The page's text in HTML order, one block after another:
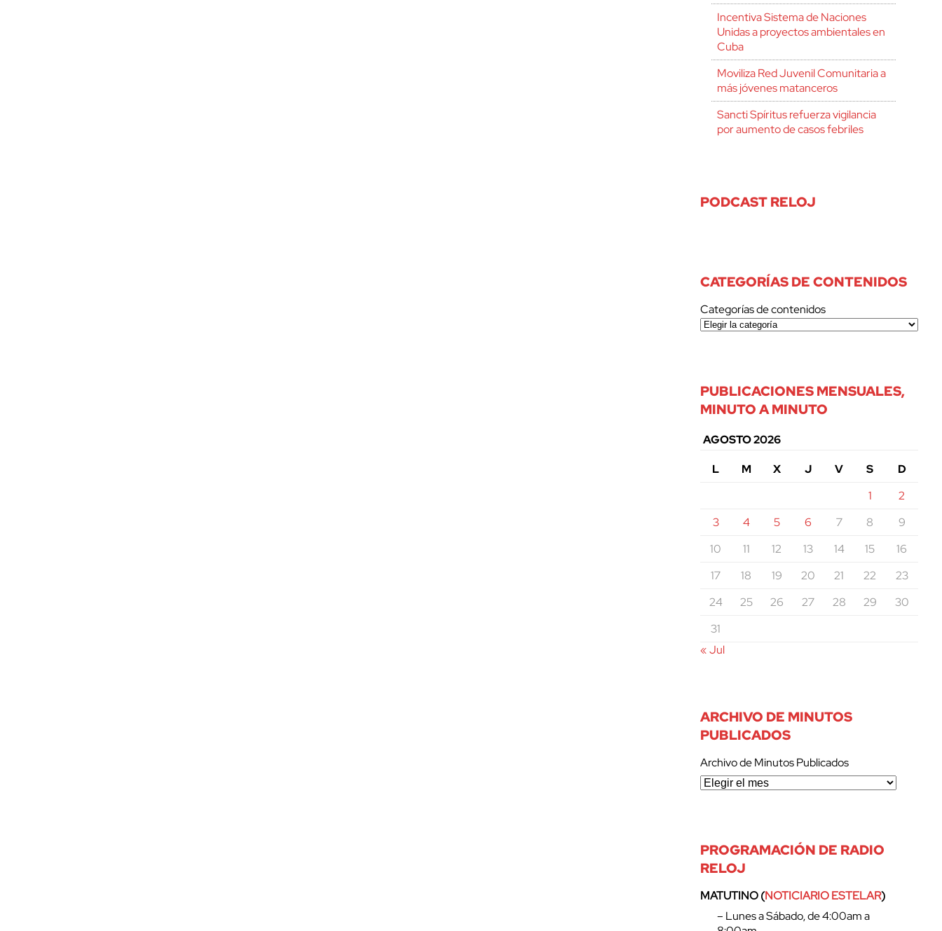
Incentiva Sistema de Naciones
Unidas a proyectos ambientales en
Cuba
Moviliza Red Juvenil Comunitaria a
más jóvenes matanceros
Sancti Spíritus refuerza vigilancia
por aumento de casos febriles
PODCAST RELOJ
CATEGORÍAS DE CONTENIDOS
Categorías de contenidos
PUBLICACIONES MENSUALES,
MINUTO A MINUTO
AGOSTO 2026
L
M X J V S
D
1
2
3
4 5 6 7 8
9
10
11 12 13 14 15
16
17
18 19 20 21 22
23
24
25 26 27 28 29
30
31
« Jul
ARCHIVO DE MINUTOS
PUBLICADOS
Archivo de Minutos Publicados
PROGRAMACIÓN DE RADIO
RELOJ
MATUTINO (NOTICIARIO ESTELAR)
– Lunes a Sábado, de 4:00am a